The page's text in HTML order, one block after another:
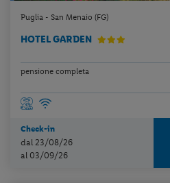
Puglia - San Menaio (FG)
HOTEL GARDEN
pensione completa
Check-in
dal 23/08/26
al 03/09/26